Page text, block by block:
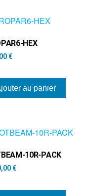
HEX
€
au panier
10R-PACK
€